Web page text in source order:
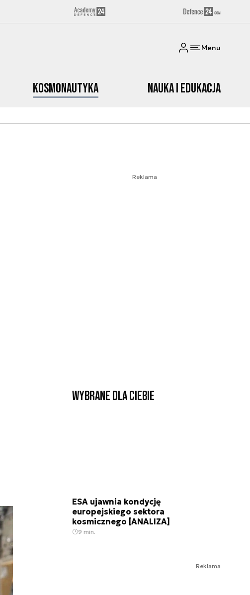
Menu
Kosmonautyka Nauka i edukacja
Reklama
Wybrane dla Ciebie
ESA ujawnia kondycję
europejskiego sektora
kosmicznego [ANALIZA]
9 min.
Reklama